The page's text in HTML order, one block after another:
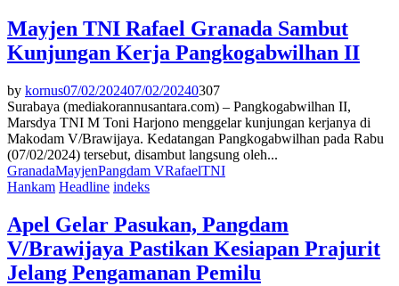
Mayjen TNI Rafael Granada Sambut
Kunjungan Kerja Pangkogabwilhan II
by kornus07/02/202407/02/20240307
Surabaya (mediakorannusantara.com) – Pangkogabwilhan II,
Marsdya TNI M Toni Harjono menggelar kunjungan kerjanya di
Makodam V/Brawijaya. Kedatangan Pangkogabwilhan pada Rabu
(07/02/2024) tersebut, disambut langsung oleh...
GranadaMayjenPangdam VRafaelTNI
Hankam Headline indeks
Apel Gelar Pasukan, Pangdam
V/Brawijaya Pastikan Kesiapan Prajurit
Jelang Pengamanan Pemilu